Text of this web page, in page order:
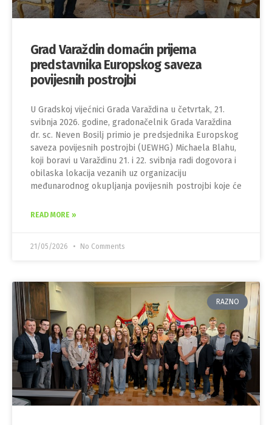
Grad Varaždin domaćin prijema
predstavnika Europskog saveza
povijesnih postrojbi
U Gradskoj vijećnici Grada Varaždina u četvrtak, 21.
svibnja 2026. godine, gradonačelnik Grada Varaždina
dr. sc. Neven Bosilj primio je predsjednika Europskog
saveza povijesnih postrojbi (UEWHG) Michaela Blahu,
koji boravi u Varaždinu 21. i 22. svibnja radi dogovora i
obilaska lokacija vezanih uz organizaciju
međunarodnog okupljanja povijesnih postrojbi koje će
READ MORE »
21/05/2026 No Comments
RAZNO